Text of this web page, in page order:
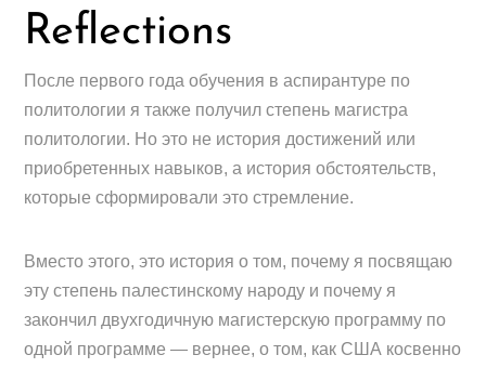
Reflections
После первого года обучения в аспирантуре по
политологии я также получил степень магистра
политологии. Но это не история достижений или
приобретенных навыков, а история обстоятельств,
которые сформировали это стремление.
Вместо этого, это история о том, почему я посвящаю
эту степень палестинскому народу и почему я
закончил двухгодичную магистерскую программу по
одной программе — вернее, о том, как США косвенно